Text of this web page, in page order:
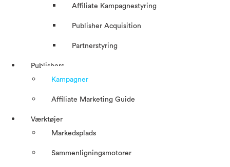
Affiliate Kampagnestyring
Publisher Acquisition
Partnerstyring
Publishers
Kampagner
Affiliate Marketing Guide
Værktøjer
Markedsplads
Sammenligningsmotorer